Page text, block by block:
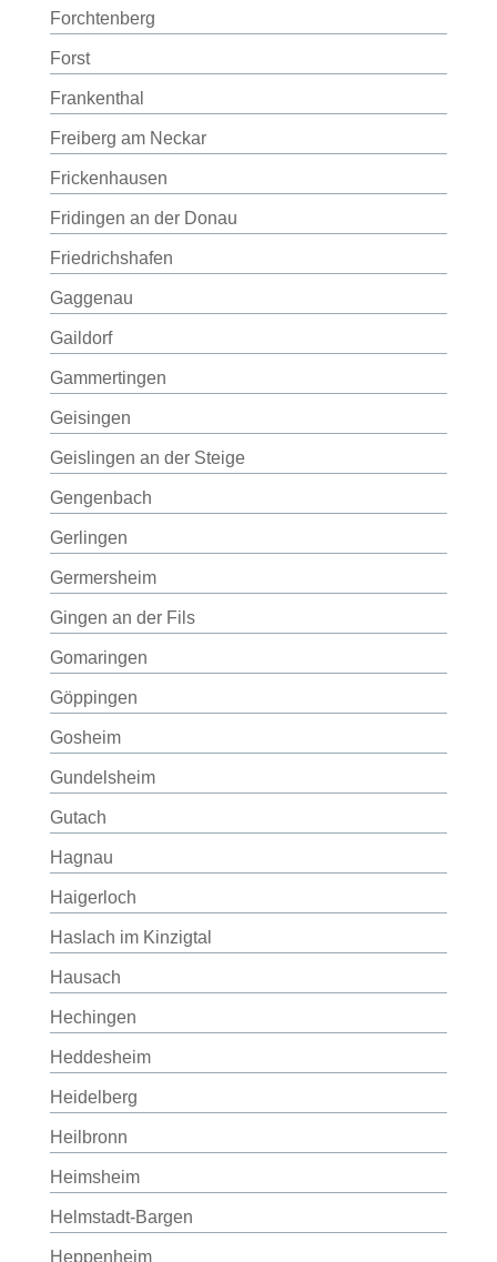
Forchtenberg
Forst
Frankenthal
Freiberg am Neckar
Frickenhausen
Fridingen an der Donau
Friedrichshafen
Gaggenau
Gaildorf
Gammertingen
Geisingen
Geislingen an der Steige
Gengenbach
Gerlingen
Germersheim
Gingen an der Fils
Gomaringen
Göppingen
Gosheim
Gundelsheim
Gutach
Hagnau
Haigerloch
Haslach im Kinzigtal
Hausach
Hechingen
Heddesheim
Heidelberg
Heilbronn
Heimsheim
Helmstadt-Bargen
Heppenheim